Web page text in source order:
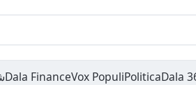
Dala
Politica
Vox Populi
Dala Finance